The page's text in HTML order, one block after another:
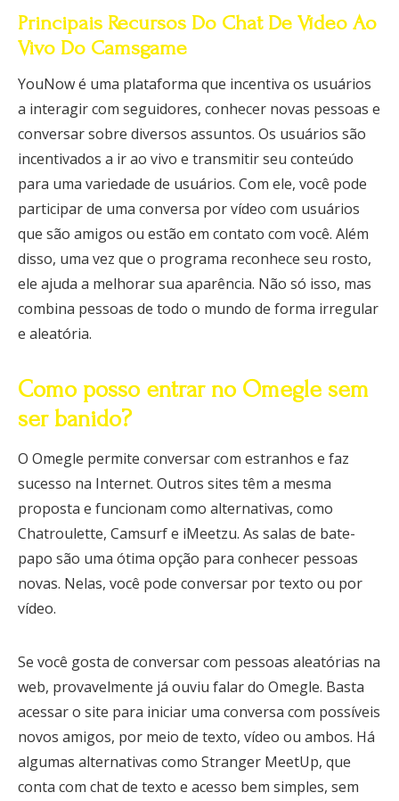
Principais Recursos Do Chat De Vídeo Ao
Vivo Do Camsgame
YouNow é uma plataforma que incentiva os usuários
a interagir com seguidores, conhecer novas pessoas e
conversar sobre diversos assuntos. Os usuários são
incentivados a ir ao vivo e transmitir seu conteúdo
para uma variedade de usuários. Com ele, você pode
participar de uma conversa por vídeo com usuários
que são amigos ou estão em contato com você. Além
disso, uma vez que o programa reconhece seu rosto,
ele ajuda a melhorar sua aparência. Não só isso, mas
combina pessoas de todo o mundo de forma irregular
e aleatória.
Como posso entrar no Omegle sem
ser banido?
O Omegle permite conversar com estranhos e faz
sucesso na Internet. Outros sites têm a mesma
proposta e funcionam como alternativas, como
Chatroulette, Camsurf e iMeetzu. As salas de bate-
papo são uma ótima opção para conhecer pessoas
novas. Nelas, você pode conversar por texto ou por
vídeo.
Se você gosta de conversar com pessoas aleatórias na
web, provavelmente já ouviu falar do Omegle. Basta
acessar o site para iniciar uma conversa com possíveis
novos amigos, por meio de texto, vídeo ou ambos. Há
algumas alternativas como Stranger MeetUp, que
conta com chat de texto e acesso bem simples, sem